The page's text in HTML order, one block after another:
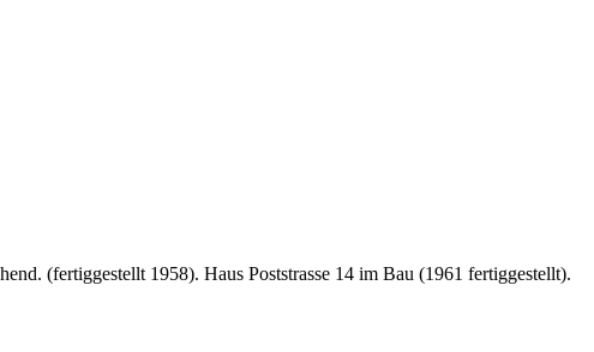
(fertiggestellt 1958). Haus Poststrasse 14 im Bau (1961 fertiggestellt).